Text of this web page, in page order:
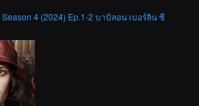
Season 4 (2024) Ep.1-2 บาบิลอน เบอร์ลิน ซี